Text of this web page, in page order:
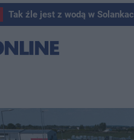
Tak źle jest z wodą w